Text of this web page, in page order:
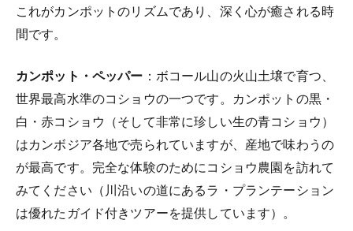
これがカンポットのリズムであり、深く心が癒される時
間です。
カンポット・ペッパー ：ボコール山の火山土壌で育つ、
世界最高水準のコショウの一つです。カンポットの黒・
白・赤コショウ（そして非常に珍しい生の青コショウ）
はカンボジア各地で売られていますが、産地で味わうの
が最高です。完全な体験のためにコショウ農園を訪れて
みてください（川沿いの道にあるラ・プランテーション
は優れたガイド付きツアーを提供しています）。